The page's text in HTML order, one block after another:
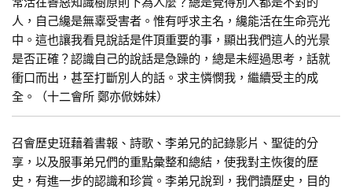
人，自己纔是無辜受害者。惟有呼求主名，纔能活在生命亮光
中。這也讓我看見說話是件頂重要的事，顯出我們這人的光景
是否正確？認識自己的說話是急躁的，總是未經過思考，話就
衝口而出，甚至打斷別人的話。求主憐憫我，繼續受主的成
全。（十二會所 鄭亦俽姊妹）
召會歷史班藉着書報、詩歌、李弟兄的記錄影片、聖徒的分
享，以及服事弟兄們的重點彙整和總結，使我對主恢復的歷
史，有進一步的認識和珍賞。李弟兄說到，我們讀歷史，目的